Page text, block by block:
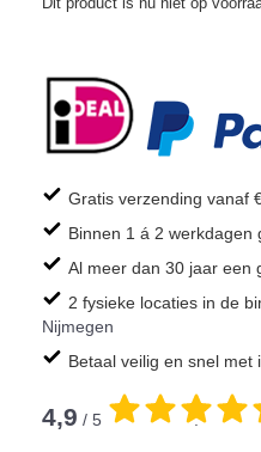
Gratis verzending vanaf
Binnen 1 á 2 werkdagen
Al meer dan 30 jaar een
2 fysieke locaties in de
Nijmegen
Betaal veilig en snel met
4,9 / 5 .